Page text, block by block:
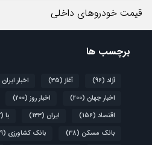
قیمت خودروهای داخلی
برچسب ها
آزاد (96) آغاز (35) اخبار ایران
اخبار جهان (200) اخبار روز (200)
اقتصاد (156) ایران (133) با (107)
بانک مسکن (38) بانک کشاورزی (59)